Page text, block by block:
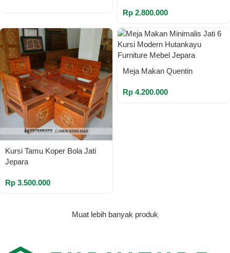
Rp 2.800.000
Kursi Tamu Koper Bola Jati
Jepara
Rp 3.500.000
Meja Makan Quentin
Rp 4.200.000
Muat lebih banyak produk